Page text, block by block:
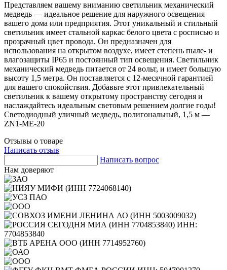
Представляем вашему вниманию светильник механический
медведь — идеальное решение для наружного освещения
вашего дома или предприятия. Этот уникальный и стильный
светильник имеет стальной каркас белого цвета с росписью и
прозрачный цвет провода. Он предназначен для
использования на открытом воздухе, имеет степень пыле- и
влагозащиты IP65 и постоянный тип освещения. Светильник
механический медведь питается от 24 вольт, и имеет большую
высоту 1,5 метра. Он поставляется с 12-месячной гарантией
для вашего спокойствия. Добавьте этот привлекательный
светильник к вашему открытому пространству сегодня и
наслаждайтесь идеальным световым решением долгие годы!
Светодиодный уличный медведь, полигональный, 1,5 м —
ZN1-ME-20
Отзывы о товаре
Написать отзыв
Написать вопрос
Нам доверяют